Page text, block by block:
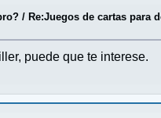
/ Re:Juegos de cartas para
puede que te interese.